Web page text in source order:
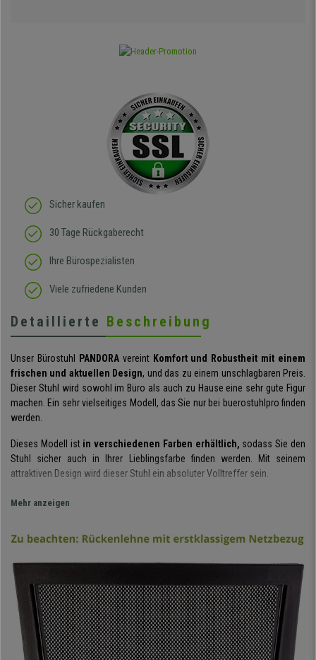
Sicher kaufen
30 Tage Rückgaberecht
Ihre Bürospezialisten
Viele zufriedene Kunden
Detaillierte Beschreibung
Unser Bürostuhl PANDORA vereint Komfort und Robustheit mit einem
frischen und aktuellen Design, und das zu einem unschlagbaren Preis.
Dieser Stuhl wird sowohl im Büro als auch zu Hause eine sehr gute Figur
machen. Ein sehr vielseitiges Modell, das Sie nur bei buerostuhlpro finden
werden.
Dieses Modell istin verschiedenen Farben erhältlich, sodass Sie den
Stuhl sicher auch in Ihrer Lieblingsfarbe finden werden. Mit seinem
attraktiven Design wird dieser Stuhl ein absoluter Volltreffer sein.
Dieergonomisch geformte Rückenlehne
Durchlüftung und ist sehr widerstandsfähig. DieRückenlehne kann
Körperhaltung auf bequeme und einfache Weise einzunehmen. Darüber
hinaus bieten die schickenDesign-Armlehnenzusätzlichen Halt und
geben dem Stuhl eine makelose Optik.
Dank derPermanentkontaktmechaniklässt sich die Rückenlehne nach
hinten neigen, ohne dabei den Winkel der Sitzfläche zu verstellen. Diese
Mehr anzeigen